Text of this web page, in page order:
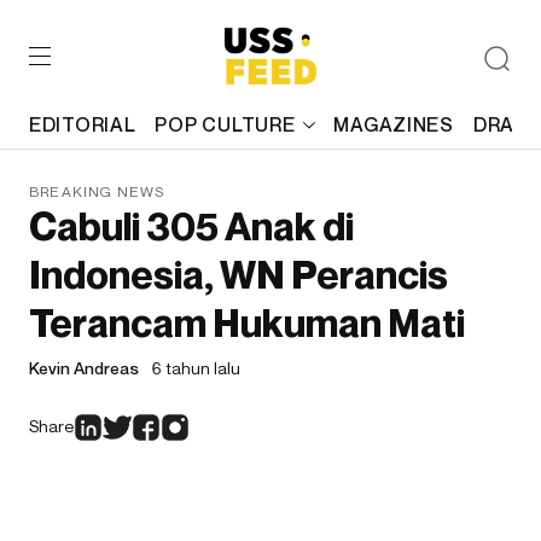
EDITORIAL POP CULTURE MAGAZINES
BREAKING NEWS
Cabuli 305 Anak di
Indonesia, WN Perancis
Terancam Hukuman Mati
Kevin Andreas 6 tahun lalu
Share